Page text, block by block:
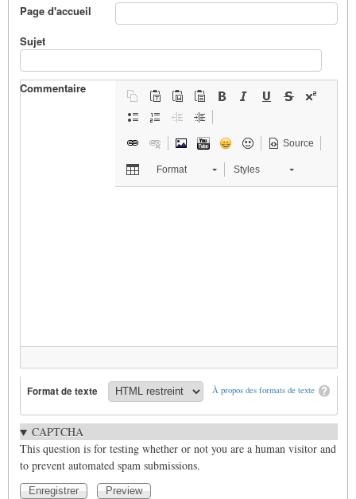
Page d'accueil
Sujet
Commentaire
Source
Format Styles
À propos des formats de texte
Format de texte
CAPTCHA
This question is for testing whether or not you are a human visitor and
to prevent automated spam submissions.